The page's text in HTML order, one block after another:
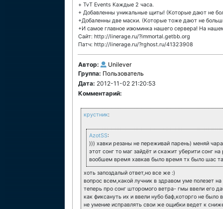
+ TvT Events Каждые 2 часа.
+ Добавленны уникальные щиты! (Которые дают не
+Добаленны две маски. (Которые тоже дают не
+И самое главное изюминка нашего сервера! На
Сайт: http://linerage.ru/?immortal.getbb.org
Патч: http://linerage.ru/?rghost.ru/41323908
Автор:
Unilever
Группа: Пользователь
Дата: 2012-11-02 21:20:53
Комментарий:
крустник:
AzotSS:
))) хавки резаны не переживай парень) меняй
этот сонг то маг зайдёт и скажит уберити сонг
вообшем время хавкав было время тх было шас
хоть запоздалый ответ,но все же :)
вопрос всем,какой лучник в здравом уме полезет на
теперь про сонг шторомого ветра- гмы ввели его
как фиксануть их и ввели нубо баф,которго не
не умение исправлять свои же ощибки ведет к